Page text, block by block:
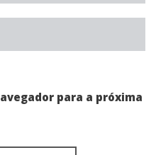
para a próxima